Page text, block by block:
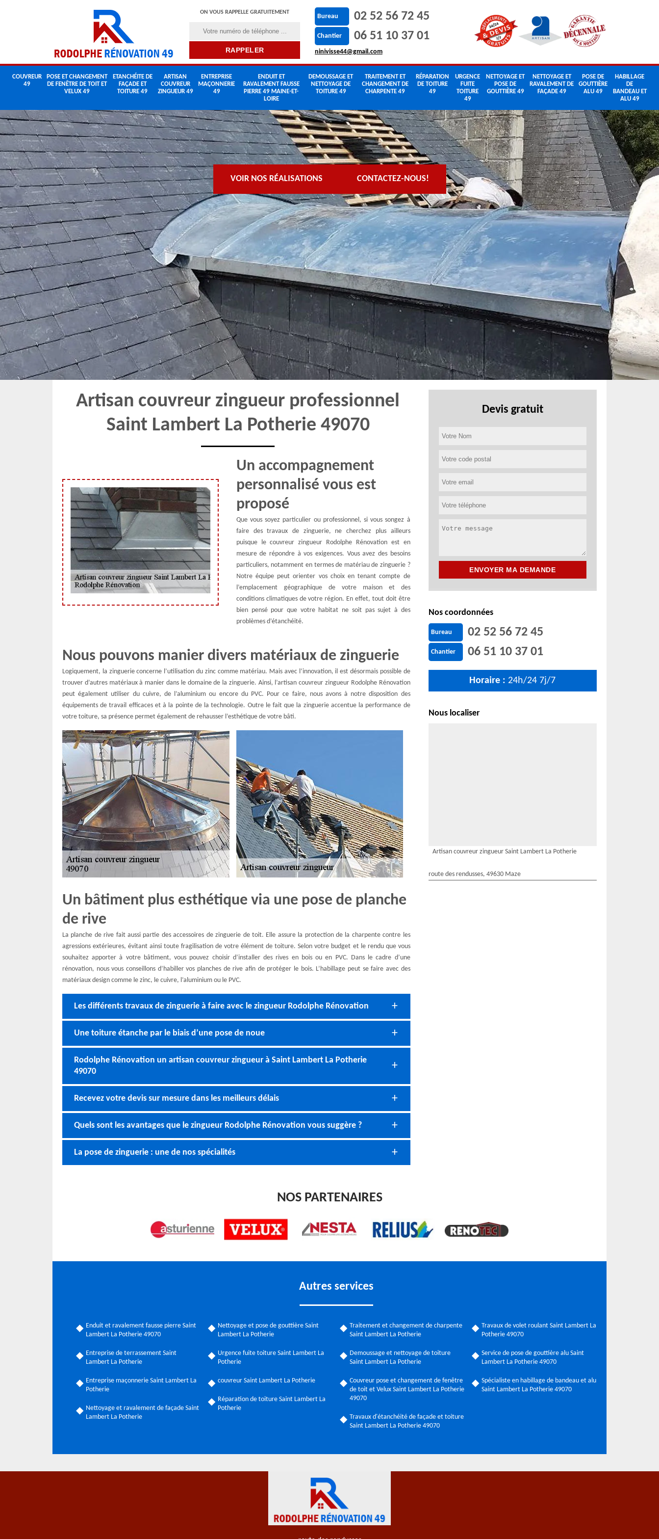
ON VOUS RAPPELLE GRATUITEMENT
Bureau 02 52 56 72 45
Chantier 06 51 10 37 01
ninivisse44@gmail.com
COUVREUR
49
POSE ET CHANGEMENT
DE FENÊTRE DE TOIT ET
VELUX 49
ETANCHÉITE DE
FAÇADE ET
TOITURE 49
ARTISAN
COUVREUR
ZINGUEUR 49
ENTREPRISE
MAÇONNERIE
49
ENDUIT ET
RAVALEMENT FAUSSE
PIERRE 49 MAINE-ET-
LOIRE
DEMOUSSAGE ET
NETTOYAGE DE
TOITURE 49
TRAITEMENT ET
CHANGEMENT DE
CHARPENTE 49
RÉPARATION
DE TOITURE
49
URGENCE
FUITE
TOITURE
49
NETTOYAGE ET
POSE DE
GOUTTIÈRE 49
NETTOYAGE ET
RAVALEMENT DE
FAÇADE 49
POSE DE
GOUTTIÈRE
ALU 49
HABILLAGE
DE
BANDEAU ET
ALU 49
VOIR NOS RÉALISATIONS CONTACTEZ-NOUS!
Artisan couvreur zingueur professionnel
Saint Lambert La Potherie 49070
Un accompagnement
personnalisé vous est
proposé
Que vous soyez particulier ou professionnel, si vous songez à
faire des travaux de zinguerie, ne cherchez plus ailleurs
puisque le couvreur zingueur Rodolphe Rénovation est en
mesure de répondre à vos exigences. Vous avez des besoins
particuliers, notamment en termes de matériau de zinguerie ?
Notre équipe peut orienter vos choix en tenant compte de
l’emplacement géographique de votre maison et des
conditions climatiques de votre région. En effet, tout doit être
bien pensé pour que votre habitat ne soit pas sujet à des
problèmes d’étanchéité.
Nous pouvons manier divers matériaux de zinguerie
Logiquement, la zinguerie concerne l’utilisation du zinc comme matériau. Mais avec l‘innovation, il est désormais possible de
trouver d’autres matériaux à manier dans le domaine de la zinguerie. Ainsi, l’artisan couvreur zingueur Rodolphe Rénovation
peut également utiliser du cuivre, de l’aluminium ou encore du PVC. Pour ce faire, nous avons à notre disposition des
équipements de travail efficaces et à la pointe de la technologie. Outre le fait que la zinguerie accentue la performance de
votre toiture, sa présence permet également de rehausser l’esthétique de votre bâti.
Un bâtiment plus esthétique via une pose de planche
de rive
La planche de rive fait aussi partie des accessoires de zinguerie de toit. Elle assure la protection de la charpente contre les
agressions extérieures, évitant ainsi toute fragilisation de votre élément de toiture. Selon votre budget et le rendu que vous
souhaitez apporter à votre bâtiment, vous pouvez choisir d’installer des rives en bois ou en PVC. Dans le cadre d’une
rénovation, nous vous conseillons d’habiller vos planches de rive afin de protéger le bois. L’habillage peut se faire avec des
matériaux design comme le zinc, le cuivre, l’aluminium ou le PVC.
Les différents travaux de zinguerie à faire avec le zingueur Rodolphe Rénovation
Une toiture étanche par le biais d’une pose de noue
Rodolphe Rénovation un artisan couvreur zingueur à Saint Lambert La Potherie
49070
Recevez votre devis sur mesure dans les meilleurs délais
Quels sont les avantages que le zingueur Rodolphe Rénovation vous suggère ?
La pose de zinguerie : une de nos spécialités
Devis gratuit
Nos coordonnées
Bureau 02 52 56 72 45
Chantier 06 51 10 37 01
Horaire : 24h/24 7j/7
Nous localiser
Artisan couvreur zingueur Saint Lambert La Potherie
route des rendusses, 49630 Maze
NOS PARTENAIRES
Autres services
Enduit et ravalement fausse pierre Saint
Lambert La Potherie 49070
Entreprise de terrassement Saint
Lambert La Potherie
Entreprise maçonnerie Saint Lambert La
Potherie
Nettoyage et ravalement de façade Saint
Lambert La Potherie
Nettoyage et pose de gouttière Saint
Lambert La Potherie
Urgence fuite toiture Saint Lambert La
Potherie
couvreur Saint Lambert La Potherie
Réparation de toiture Saint Lambert La
Potherie
Traitement et changement de charpente
Saint Lambert La Potherie
Demoussage et nettoyage de toiture
Saint Lambert La Potherie
Couvreur pose et changement de fenêtre
de toit et Velux Saint Lambert La Potherie
49070
Travaux d'étanchéité de façade et toiture
Saint Lambert La Potherie 49070
Travaux de volet roulant Saint Lambert La
Potherie 49070
Service de pose de gouttière alu Saint
Lambert La Potherie 49070
Spécialiste en habillage de bandeau et alu
Saint Lambert La Potherie 49070